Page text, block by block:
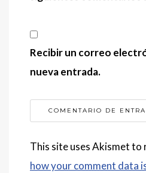
Recibir un correo
nueva entrada.
This site uses Akismet to
how your comment data